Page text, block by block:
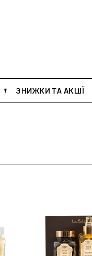
ЗНИЖКИ ТА АКЦІЇ